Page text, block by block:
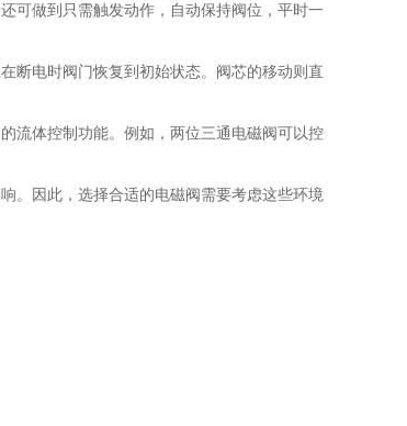
可做到只需触发动作，自动保持阀位，平时一
断电时阀门恢复到初始状态。阀芯的移动则直
流体控制功能。例如，两位三通电磁阀可以控
。因此，选择合适的电磁阀需要考虑这些环境